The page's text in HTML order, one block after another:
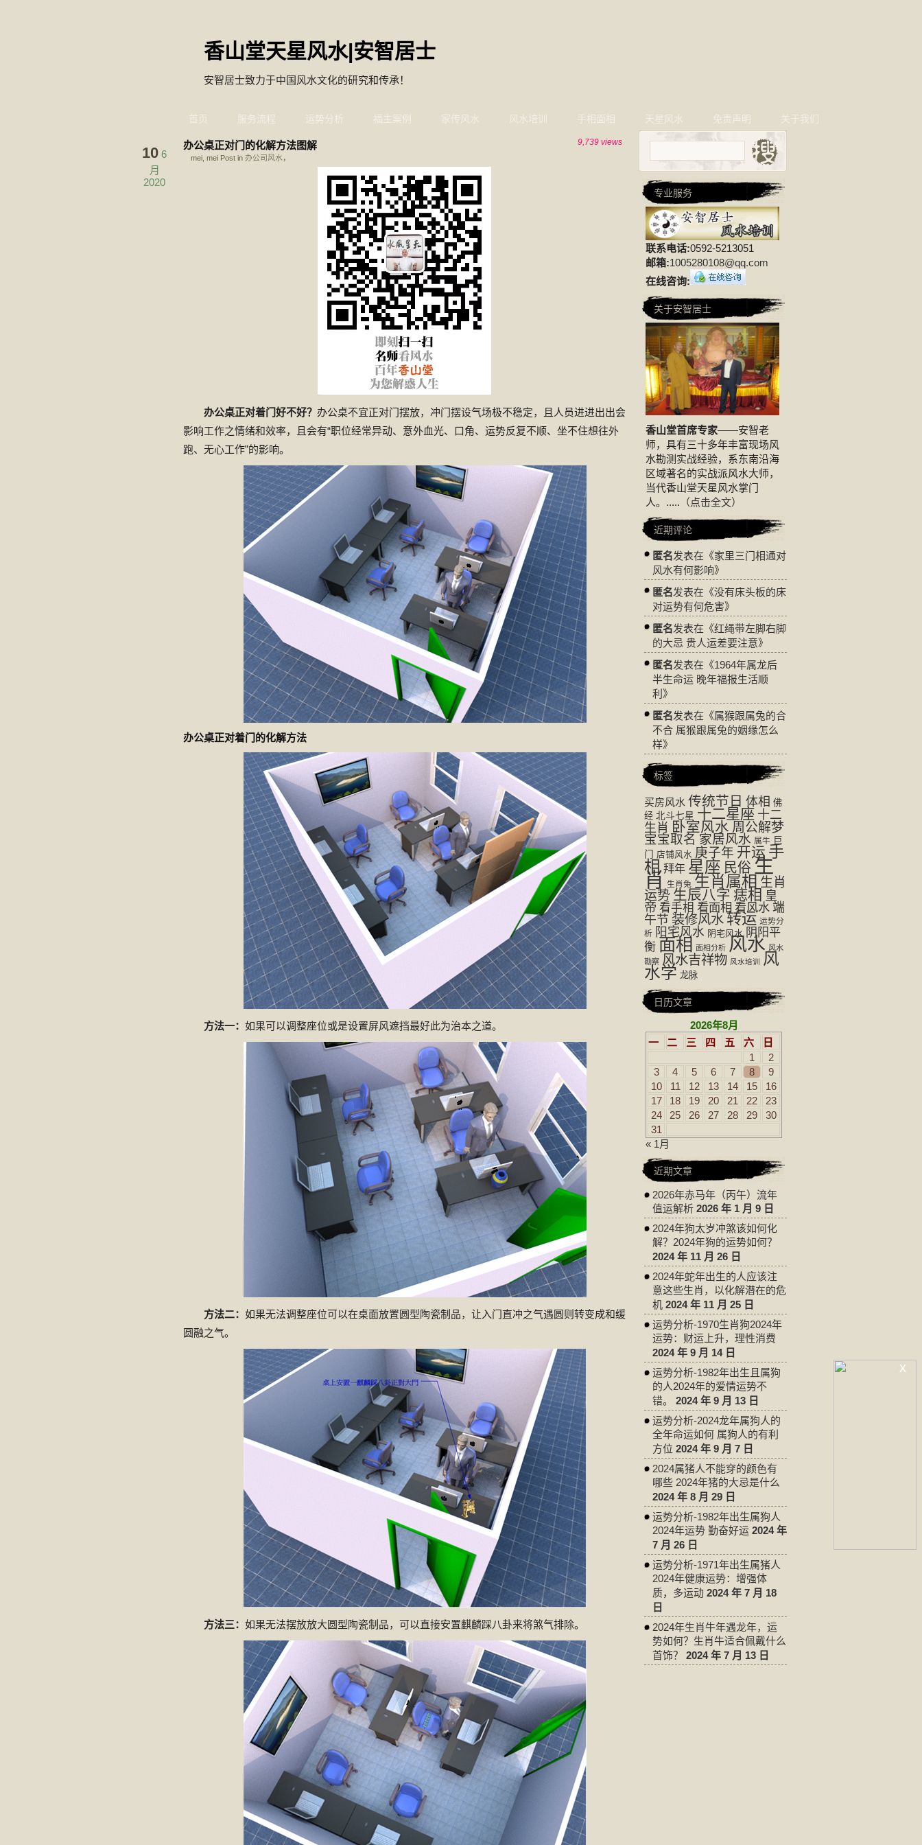
香山堂天星风水|安智居士
安智居士致力于中国风水文化的研究和传承！
首页 服务流程 运势分析 福主案例 家传风水 风水培训 手相面相 天星风水 免责声明 关于我们
办公桌正对门的化解方法图解
mei, mei Post in 办公司风水 ，
10 6
月
2020
9,739 views
办公桌正对着门好不好？ 办公桌不宜正对门摆放，冲门摆设气场极不稳定，且人员进进出出会
影响工作之情绪和效率，且会有“职位经常异动、意外血光、口角、运势反复不顺、坐不住想往外
跑、无心工作”的影响。
办公桌正对着门的化解方法
方法一： 如果可以调整座位或是设置屏风遮挡最好此为治本之道。
方法二： 如果无法调整座位可以在桌面放置圆型陶瓷制品，让入门直冲之气遇圆则转变成和缓
圆融之气。
方法三： 如果无法摆放放大圆型陶瓷制品，可以直接安置麒麟踩八卦来将煞气排除。
专业服务
联系电话:0592-5213051
邮箱:1005280108@qq.com
在线咨询:
关于安智居士
香山堂首席专家——安智老
师，具有三十多年丰富现场风
水勘测实战经验，系东南沿海
区域著名的实战派风水大师，
当代香山堂天星风水掌门
人。..... （点击全文）
近期评论
匿名发表在《家里三门相通对
风水有何影响》
匿名发表在《没有床头板的床
对运势有何危害》
匿名发表在《红绳带左脚右脚
的大忌 贵人运差要注意》
匿名发表在《1964年属龙后
半生命运 晚年福报生活顺
利 》
匿名发表在《属猴跟属兔的合
不合 属猴跟属兔的姻缘怎么
样》
标签
买房风水 传统节日 体相 佛
经 北斗七星 十二星座 十二
生肖 卧室风水 周公解梦
宝宝取名 家居风水 属牛 巨
门
店铺风水 庚子年 开运 手
相 拜年 星座 民俗 生
肖 生肖兔 生肖属相 生肖
运势 生辰八字 痣相 皇
帝 看手相 看面相 看风水 端
午节 装修风水 转运 运势分
析 阳宅风水 阴宅风水 阴阳平
衡 面相 面相分析 风水 风水
勘察 风水吉祥物 风水培训 风
水学 龙脉
日历文章
2026年8月
一
二 三 四 五 六
日
1
2
3
4 5 6 7 8
9
10
11 12 13 14 15
16
17
18 19 20 21 22
23
24
25 26 27 28 29
30
31
« 1月
近期文章
2026年赤马年（丙午）流年
值运解析 2026 年 1 月 9 日
2024年狗太岁冲煞该如何化
解？2024年狗的运势如何？
2024 年 11 月 26 日
2024年蛇年出生的人应该注
意这些生肖，以化解潜在的危
机 2024 年 11 月 25 日
运势分析-1970生肖狗2024年
运势：财运上升，理性消费
2024 年 9 月 14 日
运势分析-1982年出生且属狗
的人2024年的爱情运势不
错。
2024 年 9 月 13 日
运势分析-2024龙年属狗人的
全年命运如何 属狗人的有利
方位 2024 年 9 月 7 日
2024属猪人不能穿的颜色有
哪些 2024年猪的大忌是什么
2024 年 8 月 29 日
运势分析-1982年出生属狗人
2024年运势 勤奋好运 2024 年
7 月 26 日
运势分析-1971年出生属猪人
2024年健康运势：增强体
质，多运动 2024 年 7 月 18
日
2024年生肖牛年遇龙年，运
势如何？生肖牛适合佩戴什么
首饰？
2024 年 7 月 13 日
x